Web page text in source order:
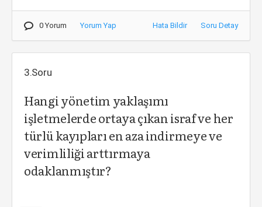
0 Yorum Yorum Yap Hata Bildir Soru Detay
3.Soru
Hangi yönetim yaklaşımı
işletmelerde ortaya çıkan israf ve her
türlü kayıpları en aza indirmeye ve
verimliliği arttırmaya
odaklanmıştır?